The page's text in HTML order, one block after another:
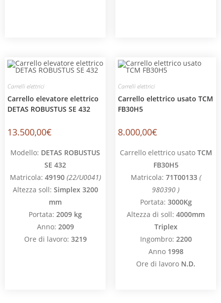
Carrelli elettrici
Carrello elevatore elettrico
DETAS ROBUSTUS SE 432
13.500,00€
Modello: DETAS ROBUSTUS
SE 432
Matricola: 49190 (22/U0041)
Altezza soll: Simplex 3200
mm
Portata: 2009 kg
Anno: 2009
Ore di lavoro: 3219
Carrelli elettrici
Carrello elettrico usato TCM
FB30H5
8.000,00€
Carrello elettrico usato TCM
FB30H5
Matricola: 71T00133 (
980390 )
Portata: 3000Kg
Altezza di soll: 4000mm
Triplex
Ingombro: 2200
Anno 1998
Ore di lavoro N.D.